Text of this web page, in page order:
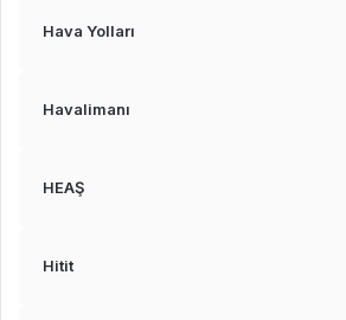
Hava Yolları
Havalimanı
HEAŞ
Hitit